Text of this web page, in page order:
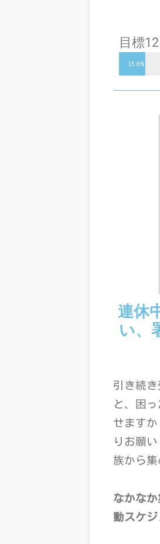
目標
15.6%
連休
い、
引き続
と、困
せます
りお願い
族から
なかな
動スケジ